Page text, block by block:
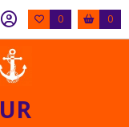
0 0